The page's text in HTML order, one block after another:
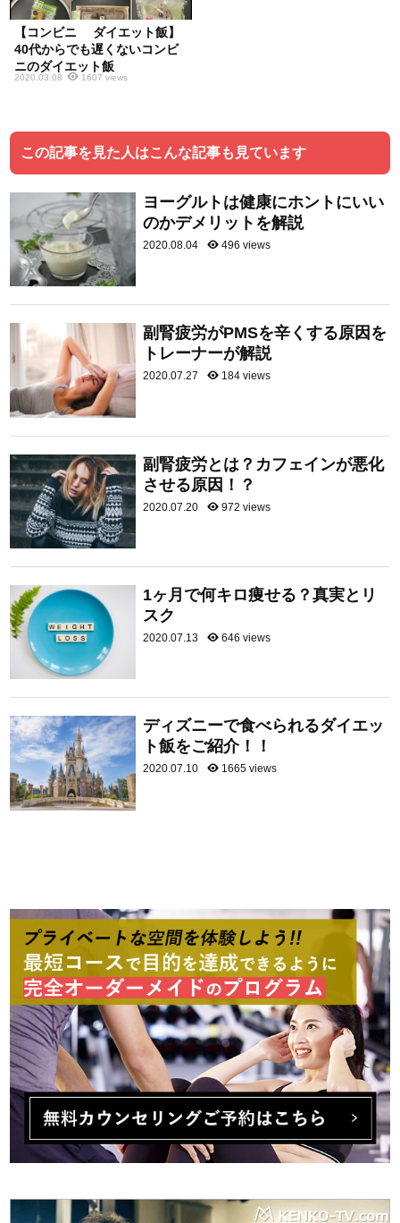
【コンビニ ダイエット飯】
40代からでも遅くないコンビ
ニのダイエット飯
2020.03.08 1607 views
この記事を見た人はこんな記事も見ています
ヨーグルトは健康にホントにいい
のかデメリットを解説
2020.08.04 496 views
副腎疲労がPMSを辛くする原因を
トレーナーが解説
2020.07.27 184 views
副腎疲労とは？カフェインが悪化
させる原因！？
2020.07.20 972 views
1ヶ月で何キロ痩せる？真実とリ
スク
2020.07.13 646 views
ディズニーで食べられるダイエッ
ト飯をご紹介！！
2020.07.10 1665 views